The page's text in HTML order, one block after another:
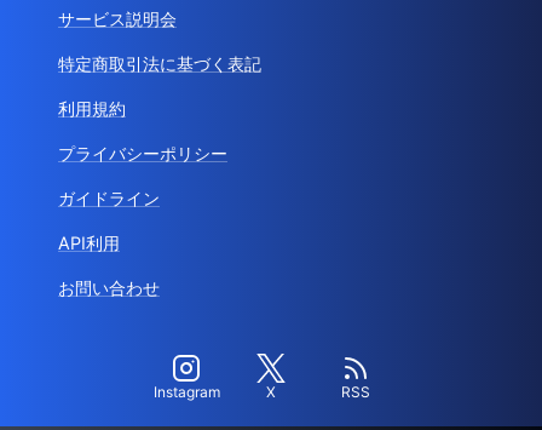
サービス説明会
特定商取引法に基づく表記
利用規約
プライバシーポリシー
ガイドライン
API利用
お問い合わせ
Instagram X RSS